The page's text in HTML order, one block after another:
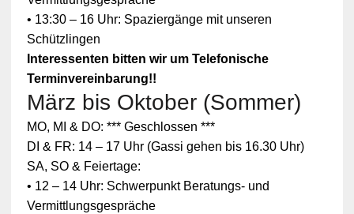
• 13:30 – 16 Uhr: Spaziergänge mit unseren
Schützlingen
Interessenten bitten wir um Telefonische
Terminvereinbarung!!
März bis Oktober (Sommer)
MO, MI & DO: *** Geschlossen ***
DI & FR: 14 – 17 Uhr (Gassi gehen bis 16.30 Uhr)
SA, SO & Feiertage:
• 12 – 14 Uhr: Schwerpunkt Beratungs- und
Vermittlungsgespräche
Zum
Schutz
Ihrer
persönlic
hen
Daten ist
die
Verbindun